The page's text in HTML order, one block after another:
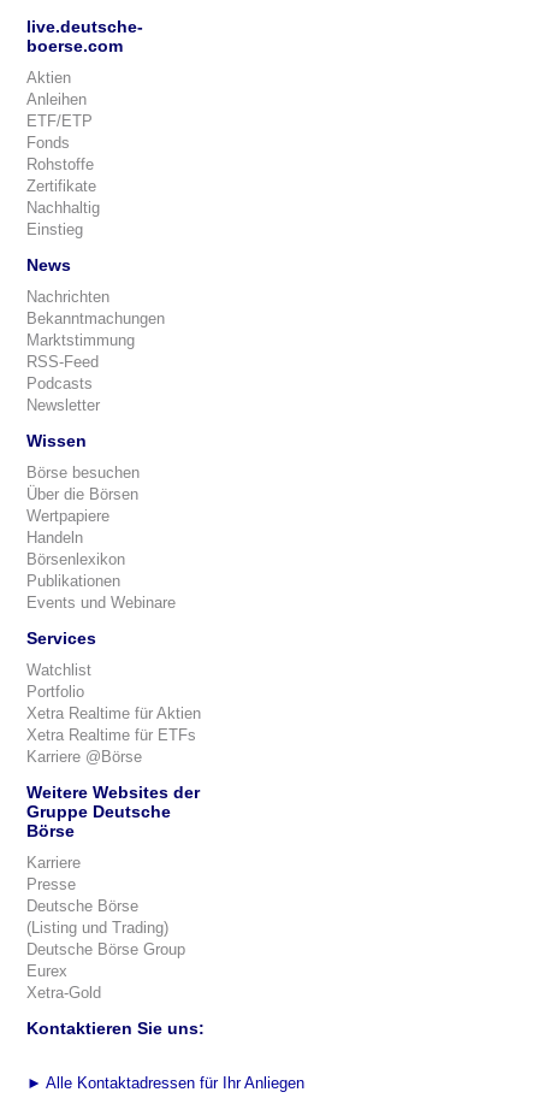
live.deutsche-
boerse.com
Aktien
Anleihen
ETF/ETP
Fonds
Rohstoffe
Zertifikate
Nachhaltig
Einstieg
News
Nachrichten
Bekanntmachungen
Marktstimmung
RSS-Feed
Podcasts
Newsletter
Wissen
Börse besuchen
Über die Börsen
Wertpapiere
Handeln
Börsenlexikon
Publikationen
Events und Webinare
Services
Watchlist
Portfolio
Xetra Realtime für Aktien
Xetra Realtime für ETFs
Karriere @Börse
Weitere Websites der
Gruppe Deutsche
Börse
Karriere
Presse
Deutsche Börse
(Listing und Trading)
Deutsche Börse Group
Eurex
Xetra-Gold
Kontaktieren Sie uns:
► Alle Kontaktadressen für Ihr Anliegen